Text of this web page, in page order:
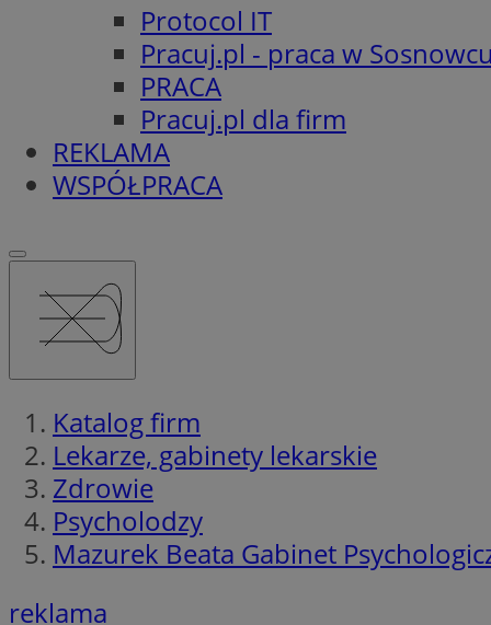
Protocol IT
Pracuj.pl - praca w
PRACA
Pracuj.pl dla firm
REKLAMA
WSPÓŁPRACA
Katalog firm
Lekarze, gabinety lekarskie
Zdrowie
Psycholodzy
Mazurek Beata Gabinet
reklama